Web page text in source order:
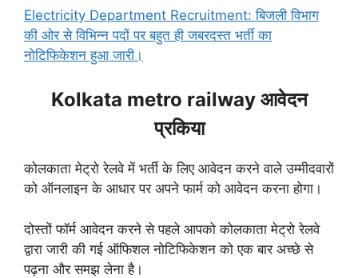
Electricity Department Recruitment: बिजली विभाग
की ओर से विभिन्न पदों पर बहुत ही जबरदस्त भर्ती का
नोटिफिकेशन हुआ जारी।
Kolkata metro railway आवेदन
प्रकिया
कोलकाता मेट्रो रेलवे में भर्ती के लिए आवेदन करने वाले उम्मीदवारों
को ऑनलाइन के आधार पर अपने फार्म को आवेदन करना होगा।
दोस्तों फॉर्म आवेदन करने से पहले आपको कोलकाता मेट्रो रेलवे
द्वारा जारी की गई ऑफिशल नोटिफिकेशन को एक बार अच्छे से
पढ़ना और समझ लेना है।